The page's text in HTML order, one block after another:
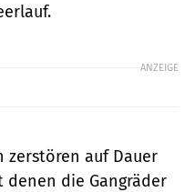
ANZEIGE
zerstören auf Dauer
die Gangräder